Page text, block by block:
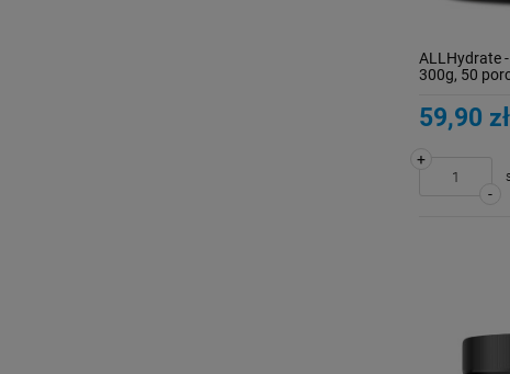
ALLHydrate
300g, 50
59,90 zł
-
+